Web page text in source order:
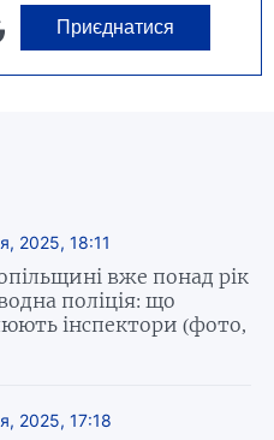
Приєднатися
2025, 18:11
вже понад рік
поліція: що
інспектори (фото,
2025, 17:18